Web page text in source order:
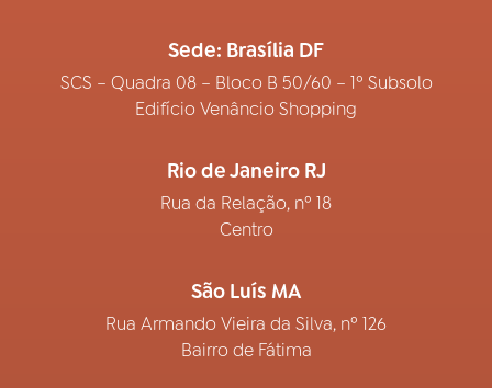
Sede: Brasília DF
SCS – Quadra 08 – Bloco B 50/60 – 1º Subsolo
Edifício Venâncio Shopping
Rio de Janeiro RJ
Rua da Relação, nº 18
Centro
São Luís MA
Rua Armando Vieira da Silva, nº 126
Bairro de Fátima